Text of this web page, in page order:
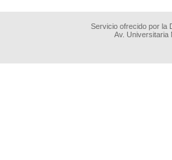
Servicio ofrecido por la
Av. Universitaria